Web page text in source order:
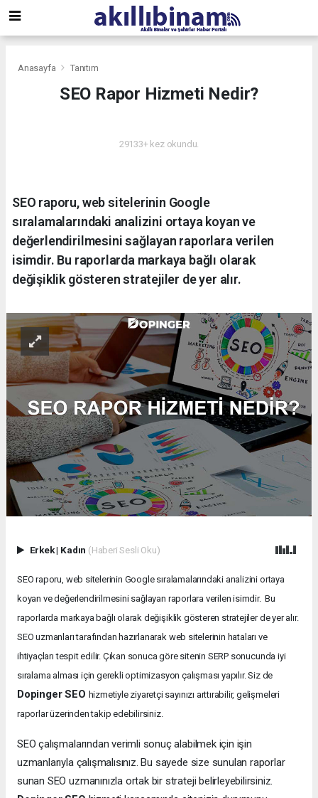
Anasayfa Tanıtım
SEO Rapor Hizmeti Nedir?
29133+ kez okundu.
SEO raporu, web sitelerinin Google
sıralamalarındaki analizini ortaya koyan ve
değerlendirilmesini sağlayan raporlara verilen
isimdir. Bu raporlarda markaya bağlı olarak
değişiklik gösteren stratejiler de yer alır.
Erkek| Kadın (Haberi Sesli Oku)
SEO raporu, web sitelerinin Google sıralamalarındaki analizini ortaya
koyan ve değerlendirilmesini sağlayan raporlara verilen isimdir. Bu
raporlarda markaya bağlı olarak değişiklik gösteren stratejiler de yer alır.
SEO uzmanları tarafından hazırlanarak web sitelerinin hataları ve
ihtiyaçları tespit edilir. Çıkan sonuca göre sitenin SERP sonucunda iyi
sıralama alması için gerekli optimizasyon çalışması yapılır. Siz de
Dopinger SEO hizmetiyle ziyaretçi sayınızı arttırabilir, gelişmeleri
raporlar üzerinden takip edebilirsiniz.
SEO çalışmalarından verimli sonuç alabilmek için işin
uzmanlarıyla çalışmalısınız. Bu sayede size sunulan raporlar
sunan SEO uzmanınızla ortak bir strateji belirleyebilirsiniz.